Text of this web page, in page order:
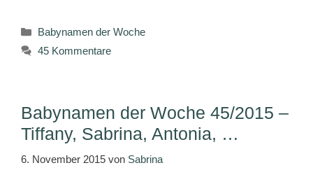
Kategorien
Babynamen der Woche
45 Kommentare
Babynamen der Woche 45/2015 –
Tiffany, Sabrina, Antonia, …
6. November 2015 von Sabrina